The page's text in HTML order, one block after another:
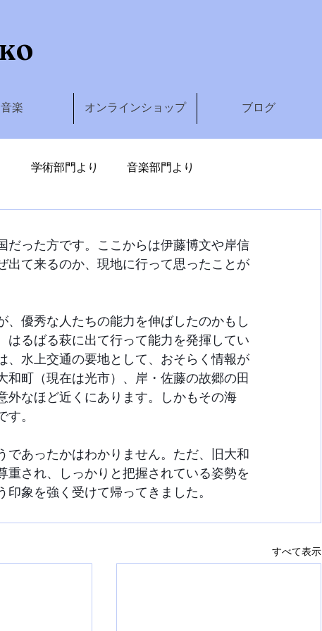
音楽 オンラインショップ ブログ
学術部門より 音楽部門より
だった方です。ここからは伊藤博文や岸信
出て来るのか、現地に行って思ったことが
優秀な人たちの能力を伸ばしたのかもし
るばる萩に出て行って能力を発揮してい
、水上交通の要地として、おそらく情報が
町（現在は光市）、岸・佐藤の故郷の田
外なほど近くにあります。しかもその海
。
あったかはわかりません。ただ、旧大和
され、しっかりと把握されている姿勢を
象を強く受けて帰ってきました。
すべて表示